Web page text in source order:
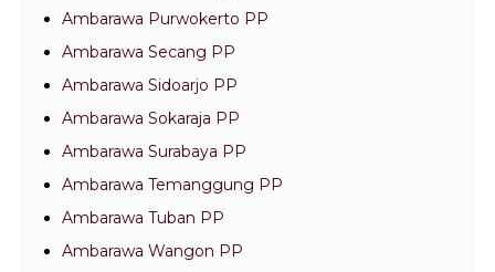
Ambarawa Purwokerto PP
Ambarawa Secang PP
Ambarawa Sidoarjo PP
Ambarawa Sokaraja PP
Ambarawa Surabaya PP
Ambarawa Temanggung PP
Ambarawa Tuban PP
Ambarawa Wangon PP